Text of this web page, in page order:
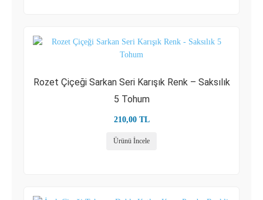
Rozet Çiçeği Sarkan Seri Karışık Renk – Saksılık
5 Tohum
210,00 TL
Ürünü İncele